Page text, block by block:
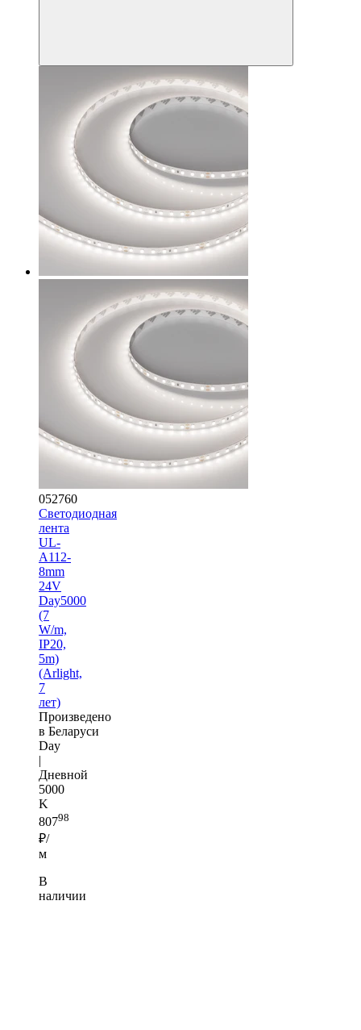
052760
Светодиодная
лента
UL-
A112-
8mm
24V
Day5000
(7
W/m,
IP20,
5m)
(Arlight,
7
лет)
Произведено
в Беларуси
Day
|
Дневной
5000
K
80798
₽/
м
В
наличии